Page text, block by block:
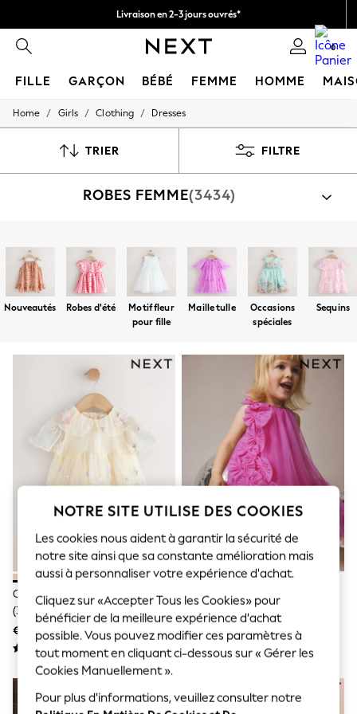
Livraison en 2-3 jours ouvrés*
Retours faciles* 0
FILLE GARÇON BÉBÉ FEMME HOMME
HOLIDAY SHOP
All Swimwear
Beach Dresses & Kaftans
Jumpsuits & Playsuits
Linen Collection
Sandals
Shorts
Trousers
Sun Hats & Caps
Men's Holiday Shop
All Swimwear
Accessories
Bags & Luggage
Footwear
Hats
Linen Collection
Loafers
Sandals & Flipflops
Shorts
Sunglasses
T-Shirts
Boys Holiday Shop
All Swimwear
Ponchos & Toweling sets
Sun Hats & Caps
Polo Shirts
Rash Vests
Sandals & Sliders
Shirts
Home / Girls / Clothing / Dresses
TRIER FILTRE
ROBES FEMME(3434)
Robes
Ensemble Robe Ensemble Robe Et Legging
Nouveautés Robes d'été
Motif fleur
pour fille
Maille tulle
Occasions
spéciales
Sequins
Crème - Robe En Maille Brodée
(3 Mois À 7 Ans)
€ 38 - € 42
Nœud Rose Vif - Robe Sans
Manches En Maille (3mths-7yrs)
€ 21 - € 26
NOTRE SITE UTILISE DES COOKIES
Les cookies nous aident à garantir la sécurité de
notre site ainsi que sa constante amélioration mais
aussi à personnaliser votre expérience d'achat.
Cliquez sur «Accepter Tous les Cookies» pour
bénéficier de la meilleure expérience d'achat
possible. Vous pouvez modifier ces paramètres à
tout moment en cliquant ci-dessous sur « Gérer les
Cookies Manuellement ».
Pour plus d'informations, veuillez consulter notre